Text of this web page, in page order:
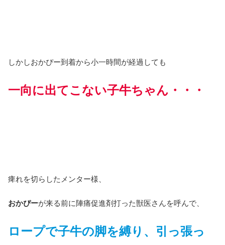
しかしおかぴー到着から小一時間が経過しても
一向に出てこない子牛ちゃん・・・
痺れを切らしたメンター様、
おかぴーが来る前に陣痛促進剤打った獣医さんを呼んで、
ロープで子牛の脚を縛り、引っ張っ